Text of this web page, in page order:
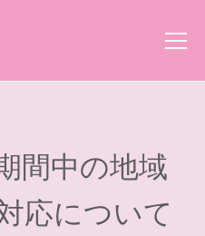
間中の地域
応について